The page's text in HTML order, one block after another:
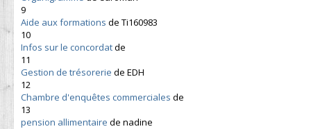
9
Aide aux formations de Ti160983
10
Infos sur le concordatde
11
Gestion de trésorerie de EDH
12
Chambre d'enquêtes commerciales de
13
pension allimentaire de nadine